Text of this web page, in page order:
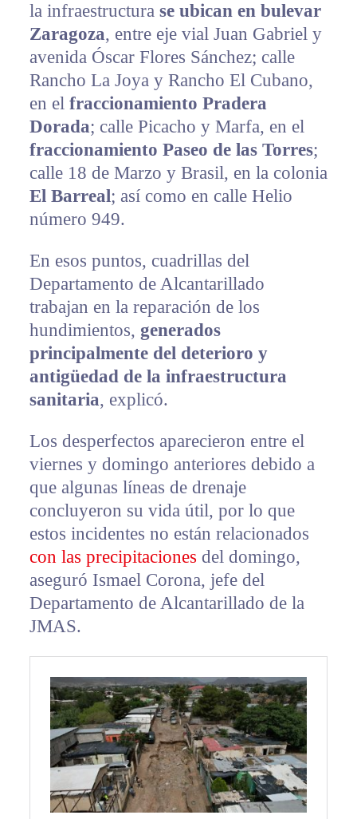
la infraestructura se ubican en bulevar
Zaragoza, entre eje vial Juan Gabriel y
avenida Óscar Flores Sánchez; calle
Rancho La Joya y Rancho El Cubano,
en el fraccionamiento Pradera
Dorada; calle Picacho y Marfa, en el
fraccionamiento Paseo de las Torres;
calle 18 de Marzo y Brasil, en la colonia
El Barreal; así como en calle Helio
número 949.
En esos puntos, cuadrillas del
Departamento de Alcantarillado
trabajan en la reparación de los
hundimientos, generados
principalmente del deterioro y
antigüedad de la infraestructura
sanitaria, explicó.
Los desperfectos aparecieron entre el
viernes y domingo anteriores debido a
que algunas líneas de drenaje
concluyeron su vida útil, por lo que
estos incidentes no están relacionados
con las precipitaciones del domingo,
aseguró Ismael Corona, jefe del
Departamento de Alcantarillado de la
JMAS.